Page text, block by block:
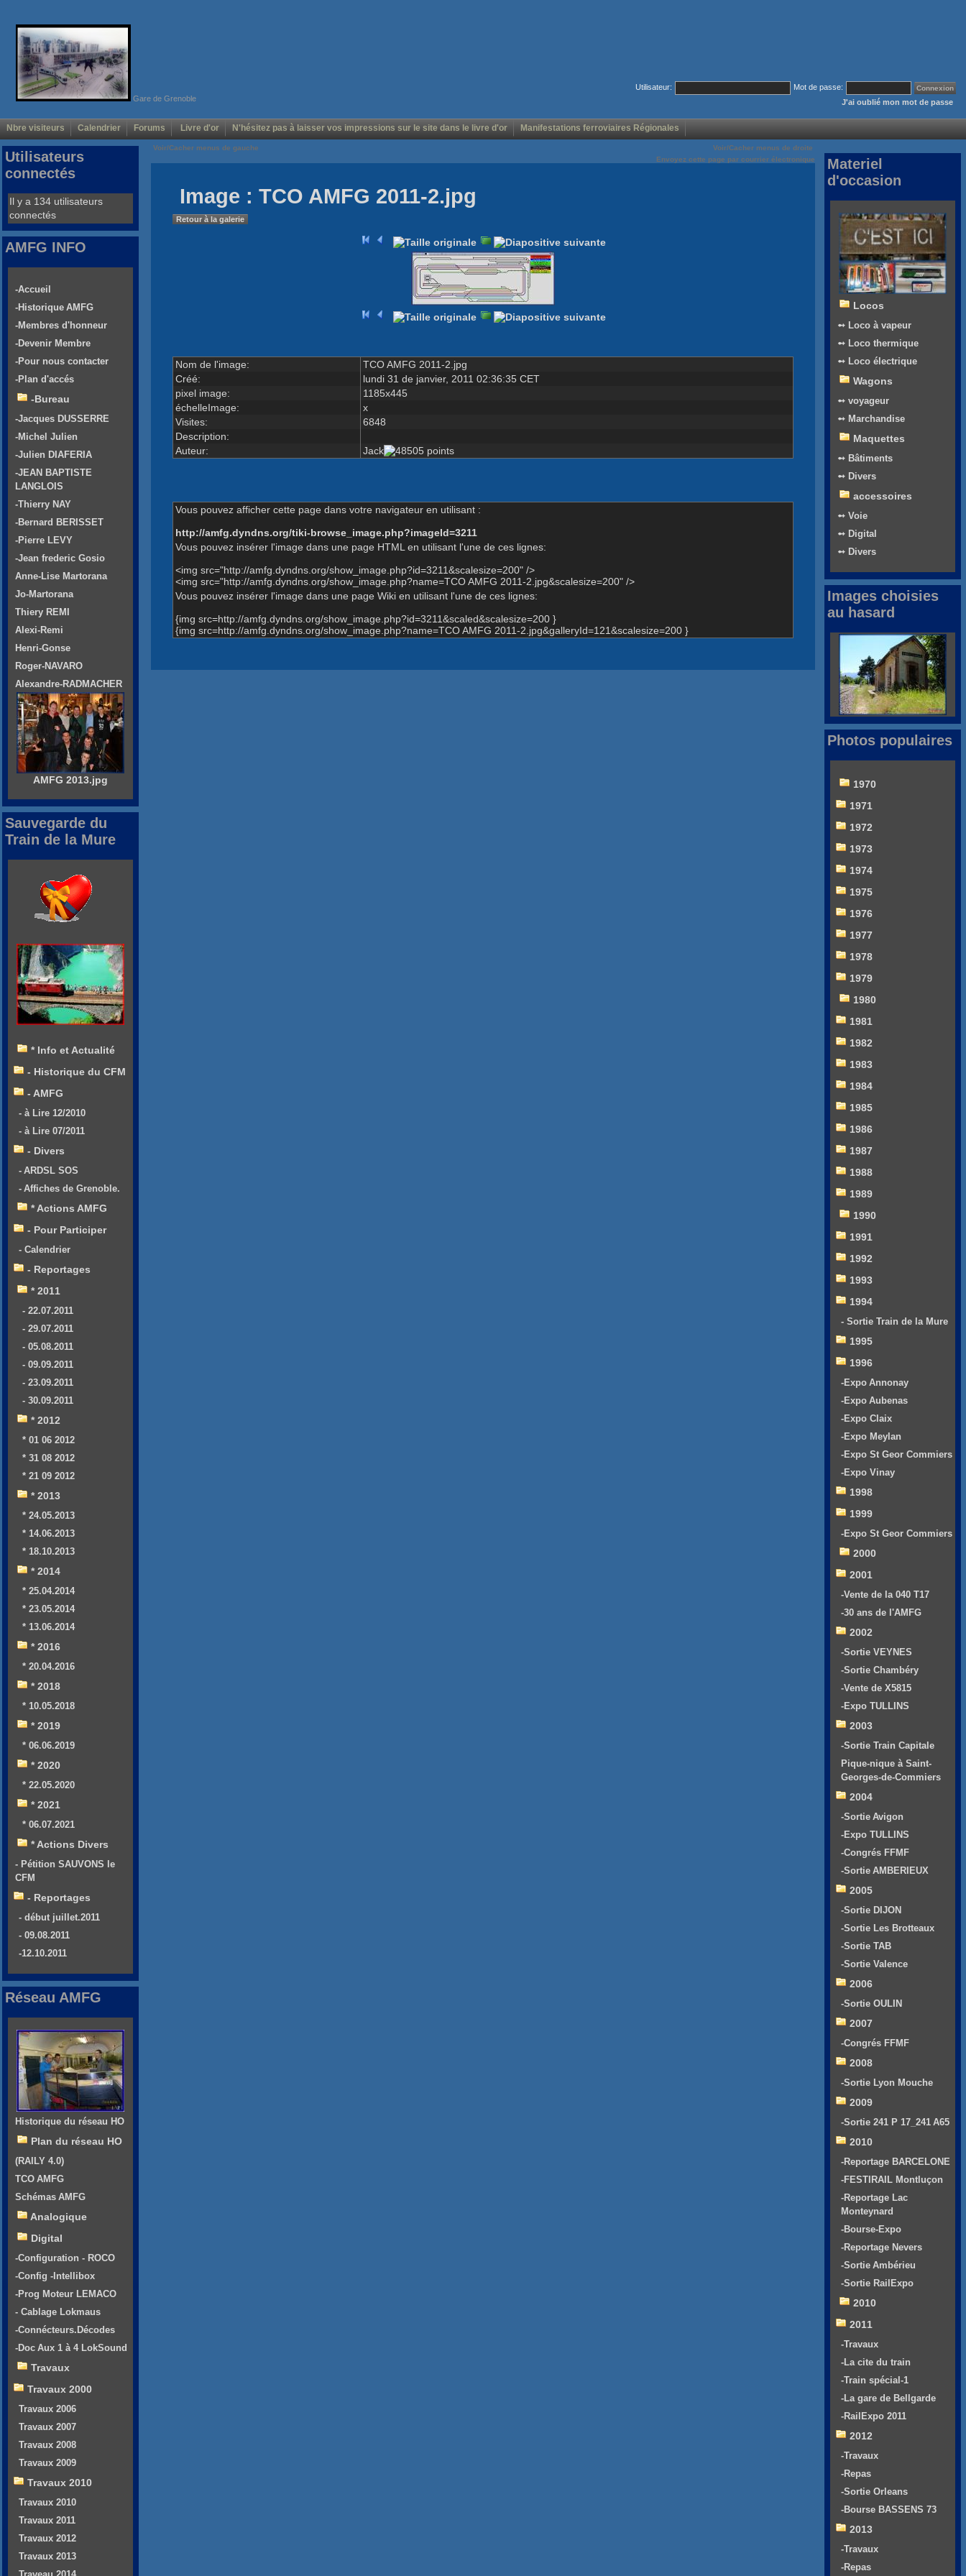
Gare de Grenoble
Utilisateur:
Mot de passe:
J'ai oublié mon mot de passe
Nbre visiteurs Calendrier Forums Livre d'or N'hésitez pas à laisser vos impressions sur le site dans le livre d'or Manifestations ferroviaires Régionales
Voir/Cacher menus de gauche
Voir/Cacher menus de droite
Envoyez cette page par courrier électronique
Image : TCO AMFG 2011-2.jpg
Retour à la galerie
Nom de l'image:
TCO AMFG 2011-2.jpg
Créé:
lundi 31 de janvier, 2011 02:36:35 CET
pixel image:
1185x445
échelleImage:
x
Visites:
6848
Description:
Auteur:
Jack
Vous pouvez afficher cette page dans votre navigateur en utilisant :
http://amfg.dyndns.org/tiki-browse_image.php?imageId=3211
Vous pouvez insérer l'image dans une page HTML en utilisant l'une de ces lignes:
<img src="http://amfg.dyndns.org/show_image.php?id=3211&scalesize=200" />
<img src="http://amfg.dyndns.org/show_image.php?name=TCO AMFG 2011-2.jpg&scalesize=200" />
Vous pouvez insérer l'image dans une page Wiki en utilisant l'une de ces lignes:
{img src=http://amfg.dyndns.org/show_image.php?id=3211&scaled&scalesize=200 }
{img src=http://amfg.dyndns.org/show_image.php?name=TCO AMFG 2011-2.jpg&galleryId=121&scalesize=200 }
Utilisateurs
connectés
Il y a 134 utilisateurs
connectés
AMFG INFO
-Accueil
-Historique AMFG
-Membres d'honneur
-Devenir Membre
-Pour nous contacter
-Plan d'accés
-Bureau
-Jacques DUSSERRE
-Michel Julien
-Julien DIAFERIA
-JEAN BAPTISTE
LANGLOIS
-Thierry NAY
-Bernard BERISSET
-Pierre LEVY
-Jean frederic Gosio
Anne-Lise Martorana
Jo-Martorana
Thiery REMI
Alexi-Remi
Henri-Gonse
Roger-NAVARO
Alexandre-RADMACHER
AMFG 2013.jpg
Sauvegarde du
Train de la Mure
* Info et Actualité
- Historique du CFM
- AMFG
- à Lire 12/2010
- à Lire 07/2011
- Divers
- ARDSL SOS
- Affiches de Grenoble.
* Actions AMFG
- Pour Participer
- Calendrier
- Reportages
* 2011
- 22.07.2011
- 29.07.2011
- 05.08.2011
- 09.09.2011
- 23.09.2011
- 30.09.2011
* 2012
* 01 06 2012
* 31 08 2012
* 21 09 2012
* 2013
* 24.05.2013
* 14.06.2013
* 18.10.2013
* 2014
* 25.04.2014
* 23.05.2014
* 13.06.2014
* 2016
* 20.04.2016
* 2018
* 10.05.2018
* 2019
* 06.06.2019
* 2020
* 22.05.2020
* 2021
* 06.07.2021
* Actions Divers
- Pétition SAUVONS le
CFM
- Reportages
- début juillet.2011
- 09.08.2011
-12.10.2011
Réseau AMFG
Historique du réseau HO
Plan du réseau HO
(RAILY 4.0)
TCO AMFG
Schémas AMFG
Analogique
Digital
-Configuration - ROCO
-Config -Intellibox
-Prog Moteur LEMACO
- Cablage Lokmaus
-Connécteurs.Décodes
-Doc Aux 1 à 4 LokSound
Travaux
Travaux 2000
Travaux 2006
Travaux 2007
Travaux 2008
Travaux 2009
Travaux 2010
Travaux 2010
Travaux 2011
Travaux 2012
Travaux 2013
Materiel
d'occasion
Locos
➻ Loco à vapeur
➻ Loco thermique
➻ Loco électrique
Wagons
➻ voyageur
➻ Marchandise
Maquettes
➻ Bâtiments
➻ Divers
accessoires
➻ Voie
➻ Digital
➻ Divers
Images choisies
au hasard
Photos populaires
1970
1971
1972
1973
1974
1975
1976
1977
1978
1979
1980
1981
1982
1983
1984
1985
1986
1987
1988
1989
1990
1991
1992
1993
1994
- Sortie Train de la Mure
1995
1996
-Expo Annonay
-Expo Aubenas
-Expo Claix
-Expo Meylan
-Expo St Geor Commiers
-Expo Vinay
1998
1999
-Expo St Geor Commiers
2000
2001
-Vente de la 040 T17
-30 ans de l'AMFG
2002
-Sortie VEYNES
-Sortie Chambéry
-Vente de X5815
-Expo TULLINS
2003
-Sortie Train Capitale
Pique-nique à Saint-
Georges-de-Commiers
2004
-Sortie Avigon
-Expo TULLINS
-Congrés FFMF
-Sortie AMBERIEUX
2005
-Sortie DIJON
-Sortie Les Brotteaux
-Sortie TAB
-Sortie Valence
2006
-Sortie OULIN
2007
-Congrés FFMF
2008
-Sortie Lyon Mouche
2009
-Sortie 241 P 17_241 A65
2010
-Reportage BARCELONE
-FESTIRAIL Montluçon
-Reportage Lac
Monteynard
-Bourse-Expo
-Reportage Nevers
-Sortie Ambérieu
-Sortie RailExpo
2010
2011
-Travaux
-La cite du train
-Train spécial-1
-La gare de Bellgarde
-RailExpo 2011
2012
-Travaux
-Repas
-Sortie Orleans
-Bourse BASSENS 73
2013
-Travaux
-Repas